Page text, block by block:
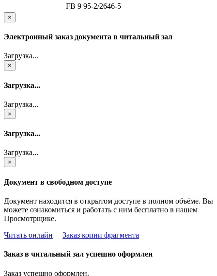
FB 9 95-2/2646-5
×
Электронный заказ документа в читальный зал
Загрузка...
×
Загрузка...
Загрузка...
×
Загрузка...
Загрузка...
×
Документ в свободном доступе
Документ находится в открытом доступе в полном объёме. Вы
можете ознакомиться и работать с ним бесплатно в нашем
Просмотрщике.
Читать онлайн
Заказ копии фрагмента
Заказ в читальный зал успешно оформлен
Заказ успешно оформлен.